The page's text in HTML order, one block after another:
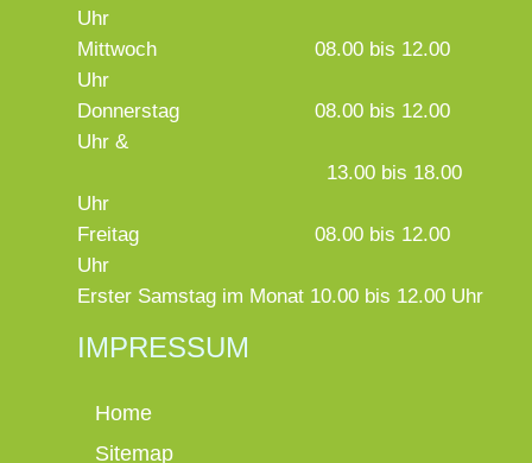
Uhr
Mittwoch
08.00 bis 12.00
Uhr
Donnerstag
08.00 bis 12.00
Uhr &
13.00 bis 18.00
Uhr
Freitag
08.00 bis 12.00
Uhr
Erster Samstag im Monat 10.00 bis 12.00 Uhr
IMPRESSUM
Home
Sitemap